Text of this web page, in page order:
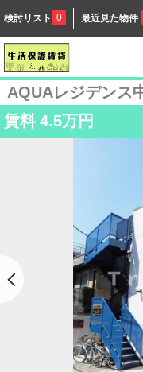
検討リスト 0 最近見た物件
AQUAレジデンス
賃料 4.5万円